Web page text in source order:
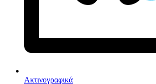
Ακτινογραφικά